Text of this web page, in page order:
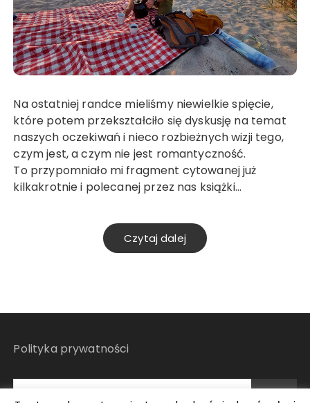
Na ostatniej randce mieliśmy niewielkie spięcie,
które potem przekształciło się dyskusję na temat
naszych oczekiwań i nieco rozbieżnych wizji tego,
czym jest, a czym nie jest romantyczność.
To przypomniało mi fragment cytowanej już
kilkakrotnie i polecanej przez nas książki…
Czytaj dalej
Polityka prywatności